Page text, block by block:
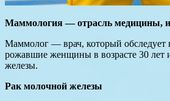
Маммология — отрасль медицины,
Маммолог — врач, который обследует
рожавшие женщины в возрасте 30 лет
железы.
Рак молочной железы